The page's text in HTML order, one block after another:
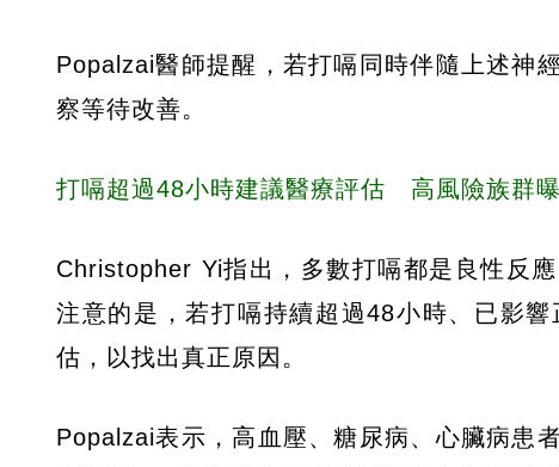
Popalzai醫師提醒，若打嗝同時伴隨上述神
察等待改善。
打嗝超過48小時建議醫療評估 高風險族群曝
Christopher Yi指出，多數打嗝都是良性反
注意的是，若打嗝持續超過48小時、已影
估，以找出真正原因。
Popalzai表示，高血壓、糖尿病、心臟病患